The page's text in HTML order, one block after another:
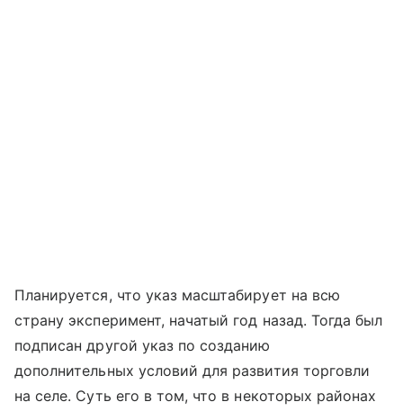
Планируется, что указ масштабирует на всю
страну эксперимент, начатый год назад. Тогда был
подписан другой указ по созданию
дополнительных условий для развития торговли
на селе. Суть его в том, что в некоторых районах